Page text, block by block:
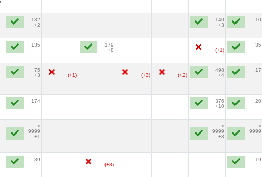
132
+2
140
+3
10
135
179
+8
(+1)
35
75
+3
(+1) (+3) (+2)
498
+4
17
174
376
+10
20
>
9999
+1
>
9999
+3
>
9999
89
(+3)
19